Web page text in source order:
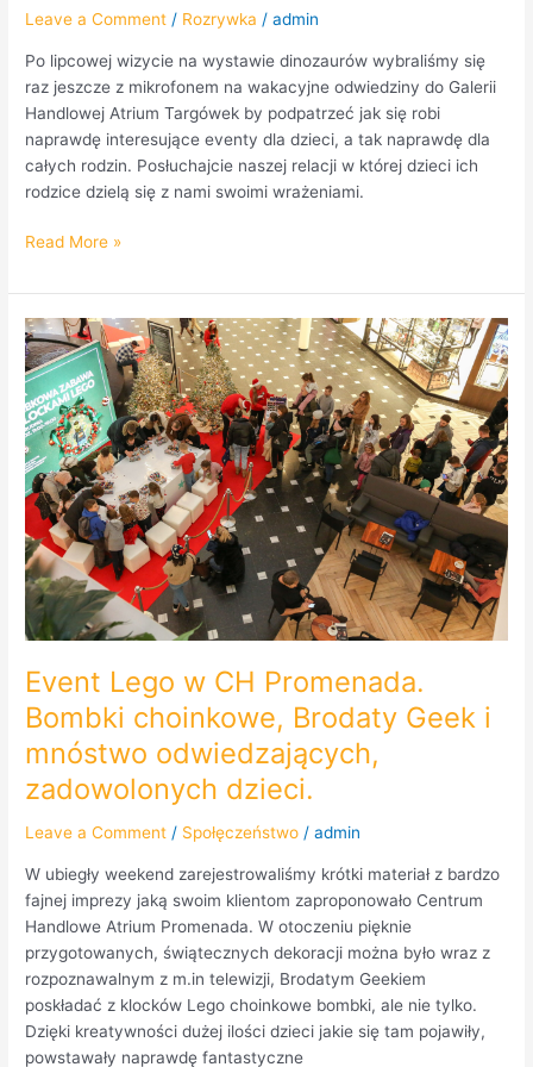
Leave a Comment / Rozrywka /admin
Po lipcowej wizycie na wystawie dinozaurów wybraliśmy się
raz jeszcze z mikrofonem na wakacyjne odwiedziny do Galerii
Handlowej Atrium Targówek by podpatrzeć jak się robi
naprawdę interesujące eventy dla dzieci, a tak naprawdę dla
całych rodzin. Posłuchajcie naszej relacji w której dzieci ich
rodzice dzielą się z nami swoimi wrażeniami.
Read More »
Event Lego w CH Promenada.
Bombki choinkowe, Brodaty Geek i
mnóstwo odwiedzających,
zadowolonych dzieci.
Leave a Comment / Społęczeństwo /admin
W ubiegły weekend zarejestrowaliśmy krótki materiał z bardzo
fajnej imprezy jaką swoim klientom zaproponowało Centrum
Handlowe Atrium Promenada. W otoczeniu pięknie
przygotowanych, świątecznych dekoracji można było wraz z
rozpoznawalnym z m.in telewizji, Brodatym Geekiem
poskładać z klocków Lego choinkowe bombki, ale nie tylko.
Dzięki kreatywności dużej ilości dzieci jakie się tam pojawiły,
powstawały naprawdę fantastyczne
Event
Lego
w
CH
Promenada.
Bombki
choinkowe,
Brodaty
Geek
i
mnóstwo
odwiedzających,
zadowolonych
dzieci.